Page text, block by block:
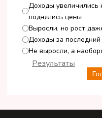
Доходы увеличились
поднялись цены
Выросли, но рост
Доходы за
Не выросли, а
Результаты